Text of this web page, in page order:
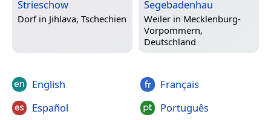
Strieschow
Dorf in Jihlava, Tschechien
Segebadenhau
Weiler in Mecklenburg-
Vorpommern,
Deutschland
English
Español
Français
Português